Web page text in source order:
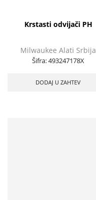
Krstasti odvijači PH
Milwaukee Alati Srbija
Šifra:493247178X
DODAJ U ZAHTEV